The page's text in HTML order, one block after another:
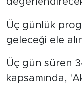
Üç günlük
geleceği ele
Üç gün süren
kapsamında,